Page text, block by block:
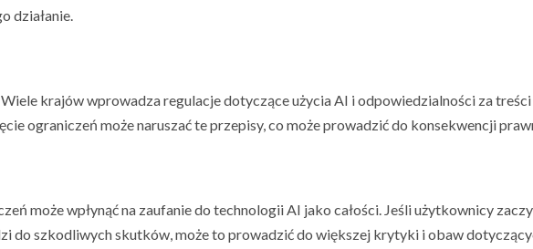
działanie.
Wiele krajów wprowadza regulacje dotyczące użycia AI i odpowiedzialności za treści
ograniczeń może naruszać te przepisy, co może prowadzić do konsekwencji
może wpłynąć na zaufanie do technologii AI jako całości. Jeśli użytkownicy
do szkodliwych skutków, może to prowadzić do większej krytyki i obaw